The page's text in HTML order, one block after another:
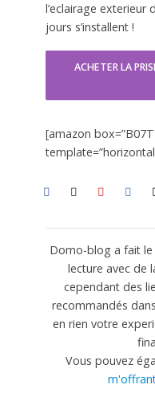
l’eclairage exterieur
jours s’installent !
ACHETER LA
[amazon
Domo-blog a fait
lecture avec de
cependant des
recommandés
en rien votre
Vous pouvez